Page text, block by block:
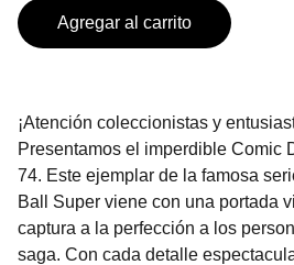
Agregar al carrito
¡Atención coleccionistas y
Presentamos el imperdible Comic
74. Este ejemplar de la famosa
Ball Super viene con una portada
captura a la perfección a los
saga. Con cada detalle